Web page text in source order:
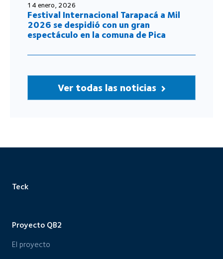
14 enero, 2026
Festival Internacional Tarapacá a Mil
2026 se despidió con un gran
espectáculo en la comuna de Pica
Ver todas las noticias
Teck
Proyecto QB2
El proyecto